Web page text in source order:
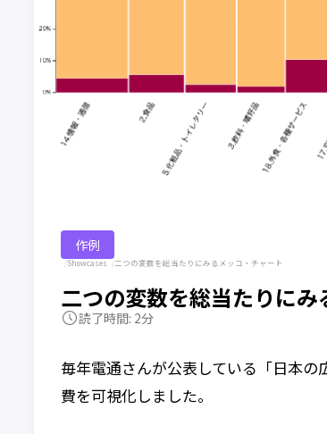
作例
Showcases 二つの変数を総当たりにみるメッコ・チャート
二つの変数を総当たりに
読了時間: 2分
毎年電通さんが公表している「日本
費を可視化しました。